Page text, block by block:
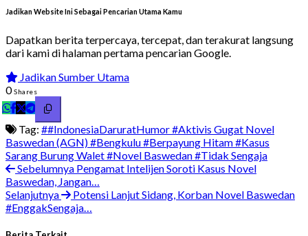
Jadikan Website Ini Sebagai Pencarian Utama Kamu
Dapatkan berita terpercaya, tercepat, dan terakurat langsung
dari kami di halaman pertama pencarian Google.
Jadikan Sumber Utama
0Shares
Tag: ##IndonesiaDaruratHumor#Aktivis Gugat Novel
Baswedan (AGN)#Bengkulu#Berpayung Hitam#Kasus
Sarang Burung Walet#Novel Baswedan#Tidak Sengaja
Sebelumnya Pengamat Intelijen Soroti Kasus Novel
Baswedan, Jangan…
Selanjutnya
Potensi Lanjut Sidang, Korban Novel Baswedan
#EnggakSengaja…